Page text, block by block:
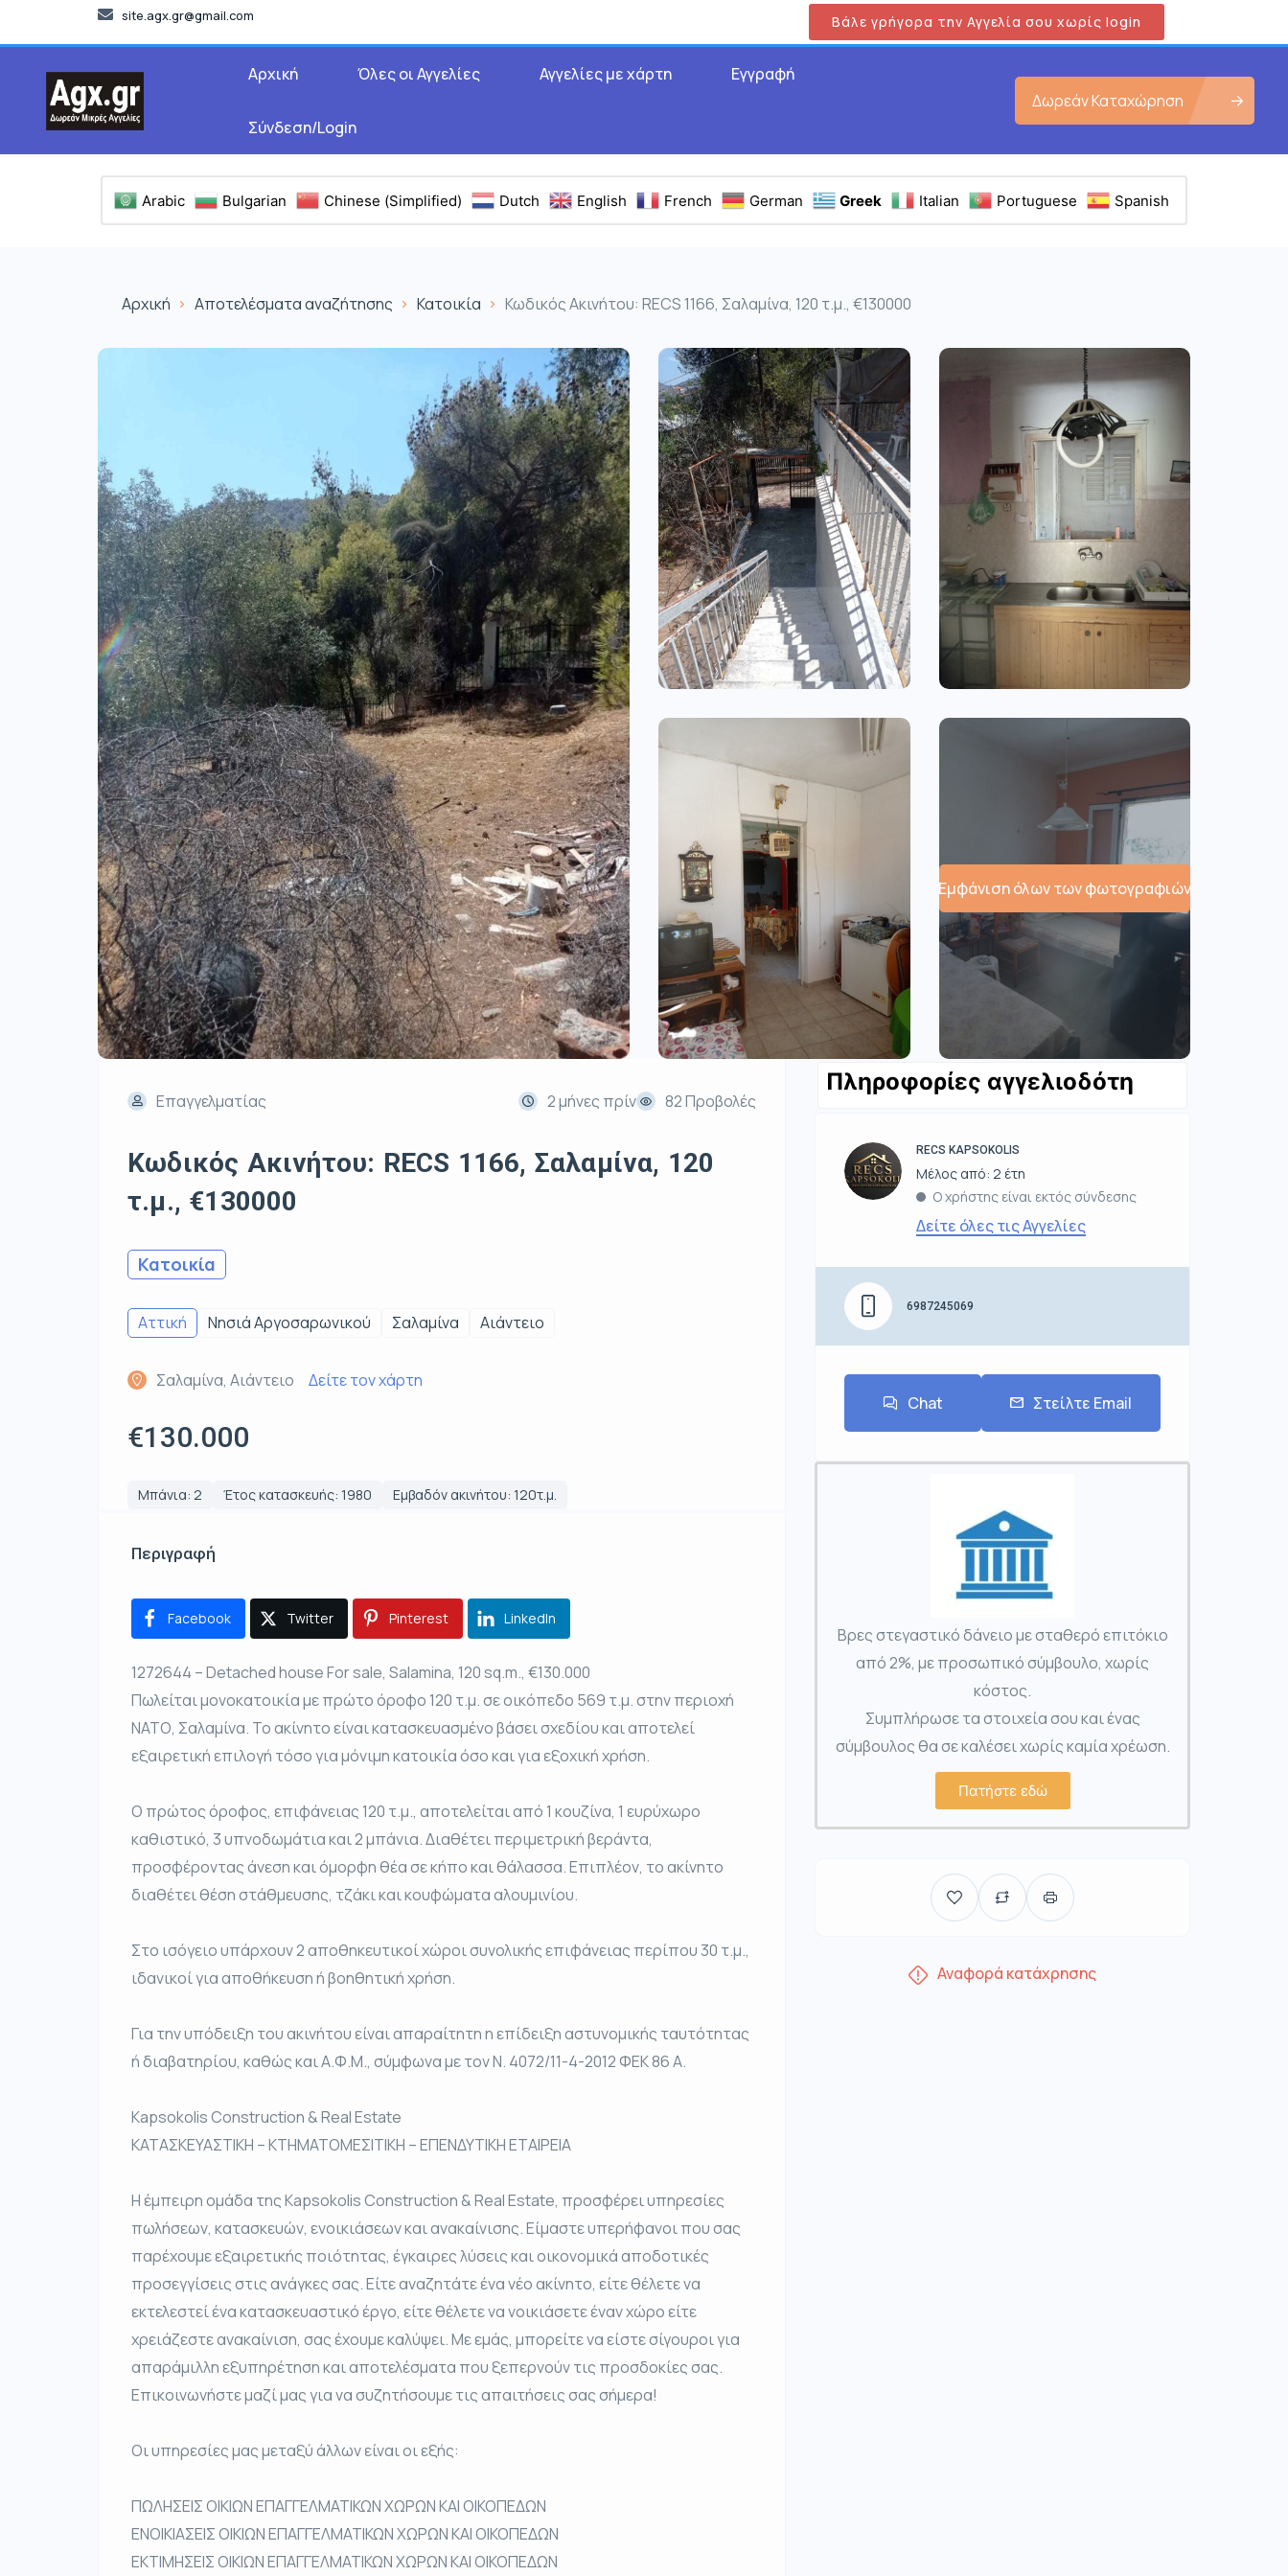
site.agx.gr@gmail.com Βάλε γρήγορα την Αγγελία σου χωρίς login
Αρχική Όλες οι Αγγελίες Αγγελίες με χάρτη Εγγραφή
Σύνδεση/Login
Δωρεάν Καταχώρηση
Arabic Bulgarian Chinese (Simplified) Dutch English French German Greek Italian Portuguese Spanish
Αρχική Αποτελέσματα αναζήτησης Κατοικία Κωδικός Ακινήτου: RECS 1166, Σαλαμίνα, 120 τ.μ., €130000
Εμφάνιση όλων των φωτογραφιών
Επαγγελματίας 2 μήνες πρίν 82 Προβολές
Κωδικός Ακινήτου: RECS 1166, Σαλαμίνα, 120
τ.μ., €130000
Κατοικία
Αττική Νησιά Αργοσαρωνικού Σαλαμίνα Αιάντειο
Σαλαμίνα, Αιάντειο Δείτε τον χάρτη
€130.000
Μπάνια: 2 Έτος κατασκευής: 1980 Εμβαδόν ακινήτου: 120τ.μ.
Περιγραφή
Facebook Twitter Pinterest LinkedIn
1272644 – Detached house For sale, Salamina, 120 sq.m., €130.000
Πωλείται μονοκατοικία με πρώτο όροφο 120 τ.μ. σε οικόπεδο 569 τ.μ. στην περιοχή
ΝΑΤΟ, Σαλαμίνα. Το ακίνητο είναι κατασκευασμένο βάσει σχεδίου και αποτελεί
εξαιρετική επιλογή τόσο για μόνιμη κατοικία όσο και για εξοχική χρήση.
Ο πρώτος όροφος, επιφάνειας 120 τ.μ., αποτελείται από 1 κουζίνα, 1 ευρύχωρο
καθιστικό, 3 υπνοδωμάτια και 2 μπάνια. Διαθέτει περιμετρική βεράντα,
προσφέροντας άνεση και όμορφη θέα σε κήπο και θάλασσα. Επιπλέον, το ακίνητο
διαθέτει θέση στάθμευσης, τζάκι και κουφώματα αλουμινίου.
Στο ισόγειο υπάρχουν 2 αποθηκευτικοί χώροι συνολικής επιφάνειας περίπου 30 τ.μ.,
ιδανικοί για αποθήκευση ή βοηθητική χρήση.
Για την υπόδειξη του ακινήτου είναι απαραίτητη η επίδειξη αστυνομικής ταυτότητας
ή διαβατηρίου, καθώς και Α.Φ.Μ., σύμφωνα με τον Ν. 4072/11-4-2012 ΦΕΚ 86 Α.
Kapsokolis Construction & Real Estate
ΚΑΤΑΣΚΕΥΑΣΤΙΚΗ – ΚΤΗΜΑΤΟΜΕΣΙΤΙΚΗ – ΕΠΕΝΔΥΤΙΚΗ ΕΤΑΙΡΕΙΑ
Η έμπειρη ομάδα της Kapsokolis Construction & Real Estate, προσφέρει υπηρεσίες
πωλήσεων, κατασκευών, ενοικιάσεων και ανακαίνισης. Είμαστε υπερήφανοι που σας
παρέχουμε εξαιρετικής ποιότητας, έγκαιρες λύσεις και οικονομικά αποδοτικές
προσεγγίσεις στις ανάγκες σας. Είτε αναζητάτε ένα νέο ακίνητο, είτε θέλετε να
εκτελεστεί ένα κατασκευαστικό έργο, είτε θέλετε να νοικιάσετε έναν χώρο είτε
χρειάζεστε ανακαίνιση, σας έχουμε καλύψει. Με εμάς, μπορείτε να είστε σίγουροι για
απαράμιλλη εξυπηρέτηση και αποτελέσματα που ξεπερνούν τις προσδοκίες σας.
Επικοινωνήστε μαζί μας για να συζητήσουμε τις απαιτήσεις σας σήμερα!
Οι υπηρεσίες μας μεταξύ άλλων είναι οι εξής:
ΠΩΛΗΣΕΙΣ ΟΙΚΙΩΝ ΕΠΑΓΓΕΛΜΑΤΙΚΩΝ ΧΩΡΩΝ ΚΑΙ ΟΙΚΟΠΕΔΩΝ
ΕΝΟΙΚΙΑΣΕΙΣ ΟΙΚΙΩΝ ΕΠΑΓΓΕΛΜΑΤΙΚΩΝ ΧΩΡΩΝ ΚΑΙ ΟΙΚΟΠΕΔΩΝ
ΕΚΤΙΜΗΣΕΙΣ ΟΙΚΙΩΝ ΕΠΑΓΓΕΛΜΑΤΙΚΩΝ ΧΩΡΩΝ ΚΑΙ ΟΙΚΟΠΕΔΩΝ
Πληροφορίες αγγελιοδότη
RECS KAPSOKOLIS
Μέλος από: 2 έτη
Ο χρήστης είναι εκτός σύνδεσης
Δείτε όλες τις Αγγελίες
6987245069
Chat Στείλτε Email
Βρες στεγαστικό δάνειο με σταθερό επιτόκιο
από 2%, με προσωπικό σύμβουλο, χωρίς
κόστος.
Συμπλήρωσε τα στοιχεία σου και ένας
σύμβουλος θα σε καλέσει χωρίς καμία χρέωση.
Πατήστε εδώ
Αναφορά κατάχρησης